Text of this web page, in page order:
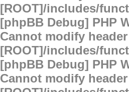
[ROOT]/includes/
[phpBB Debug] PHP
Cannot modify
[ROOT]/includes/
[phpBB Debug] PHP
Cannot modify